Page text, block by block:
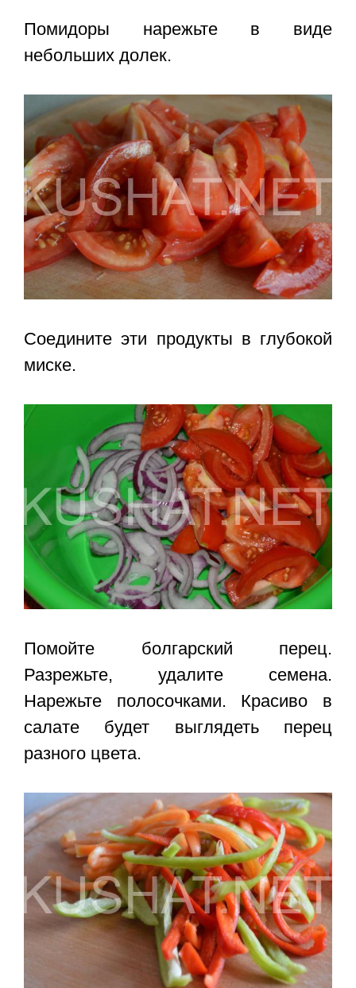
Помидоры нарежьте в виде
небольших долек.
Соедините эти продукты в глубокой
миске.
Помойте болгарский перец.
Разрежьте, удалите семена.
Нарежьте полосочками. Красиво в
салате будет выглядеть перец
разного цвета.